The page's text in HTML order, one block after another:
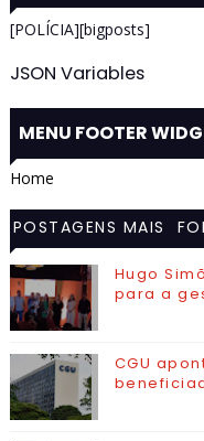
[POLÍCIA][bigposts]
JSON Variables
MENU FOOTER
Home
POSTAGENS MAIS
VISITADAS
Hugo
para a
CGU